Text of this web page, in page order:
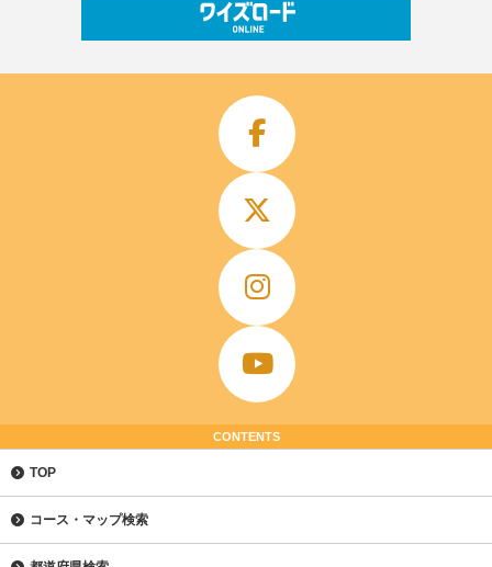
CONTENTS
TOP
コース・マップ検索